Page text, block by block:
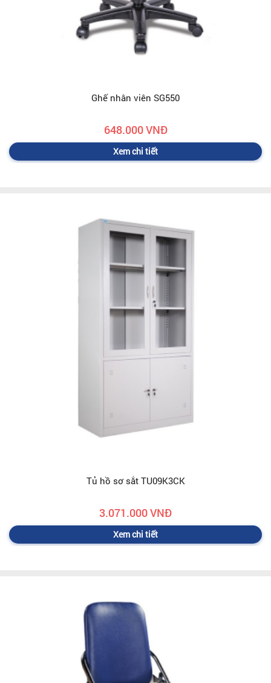
Ghế nhân viên SG550
648.000 VNĐ
Xem chi tiết
Tủ hồ sơ sắt TU09K3CK
3.071.000 VNĐ
Xem chi tiết